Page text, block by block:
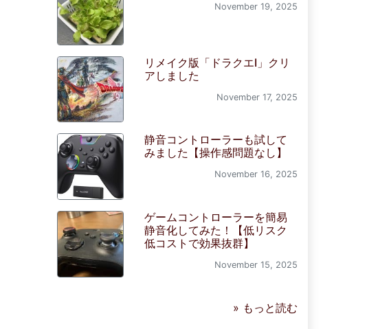
November 19, 2025
リメイク版「ドラクエI」クリ
アしました
November 17, 2025
静音コントローラーも試して
みました【操作感問題なし】
November 16, 2025
ゲームコントローラーを簡易
静音化してみた！【低リスク
低コストで効果抜群】
November 15, 2025
» もっと読む